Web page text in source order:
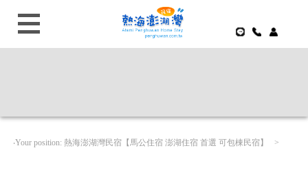
‧Your position: 熱海澎湖灣民宿【馬公住宿 澎湖住宿 首選 可包棟民宿】 >